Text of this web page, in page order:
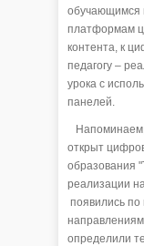
обучающимся
платформам
контента, к
педагогу –
урока с
панелей.
Напоминаем,
открыт
образования
реализации
появились по
определили